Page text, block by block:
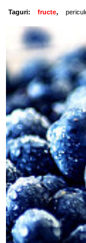
Taguri: fructe,